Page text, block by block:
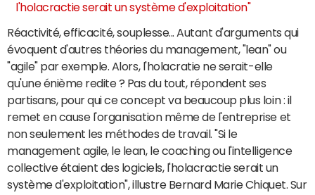
l'holacractie serait un système d'exploitation"
Réactivité, efficacité, souplesse... Autant d'arguments qui
évoquent d'autres théories du management, "lean" ou
"agile" par exemple. Alors, l'holacratie ne serait-elle
qu'une énième redite ? Pas du tout, répondent ses
partisans, pour qui ce concept va beaucoup plus loin : il
remet en cause l'organisation même de l'entreprise et
non seulement les méthodes de travail. "Si le
management agile, le lean, le coaching ou l'intelligence
collective étaient des logiciels, l'holacractie serait un
système d'exploitation", illustre Bernard Marie Chiquet. Sur